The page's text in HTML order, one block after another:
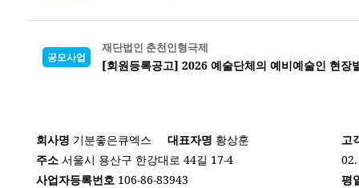
공모사업
재단법인 춘천인형극제
[회원등록공고] 2026 예술단체의 예비예술인 현
회사명 기분좋은큐엑스 대표자명 황상훈
주소 서울시 용산구 한강대로 44길 17-4
사업자등록번호 106-86-83943
고
평